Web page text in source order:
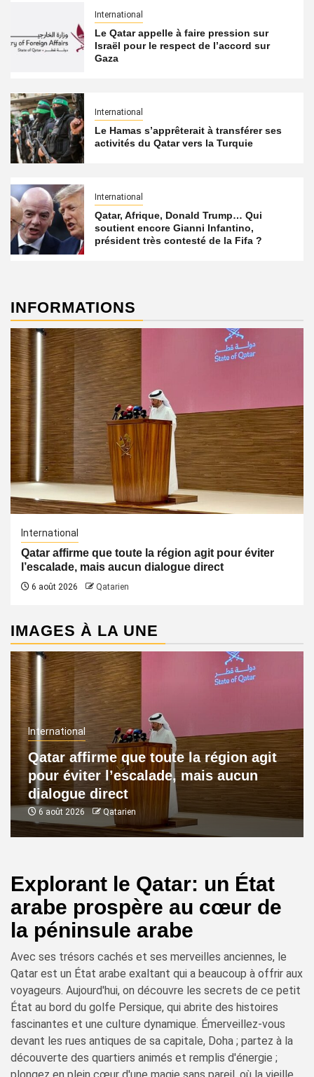
International
Le Qatar appelle à faire pression sur
Israël pour le respect de l’accord sur
Gaza
International
Le Hamas s’apprêterait à transférer ses
activités du Qatar vers la Turquie
International
Qatar, Afrique, Donald Trump… Qui
soutient encore Gianni Infantino,
président très contesté de la Fifa ?
INFORMATIONS
International
Qatar affirme que toute la région agit pour éviter
l’escalade, mais aucun dialogue direct
6 août 2026 Qatarien
IMAGES À LA UNE
International
Qatar affirme que toute la région agit
pour éviter l’escalade, mais aucun
dialogue direct
6 août 2026 Qatarien
Explorant le Qatar: un État
arabe prospère au cœur de
la péninsule arabe
Avec ses trésors cachés et ses merveilles anciennes, le
Qatar est un État arabe exaltant qui a beaucoup à offrir aux
voyageurs. Aujourd'hui, on découvre les secrets de ce petit
État au bord du golfe Persique, qui abrite des histoires
fascinantes et une culture dynamique. Émerveillez-vous
devant les rues antiques de sa capitale, Doha ; partez à la
découverte des quartiers animés et remplis d'énergie ;